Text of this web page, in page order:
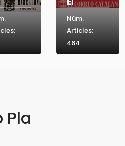
Núm.
Articles:
464